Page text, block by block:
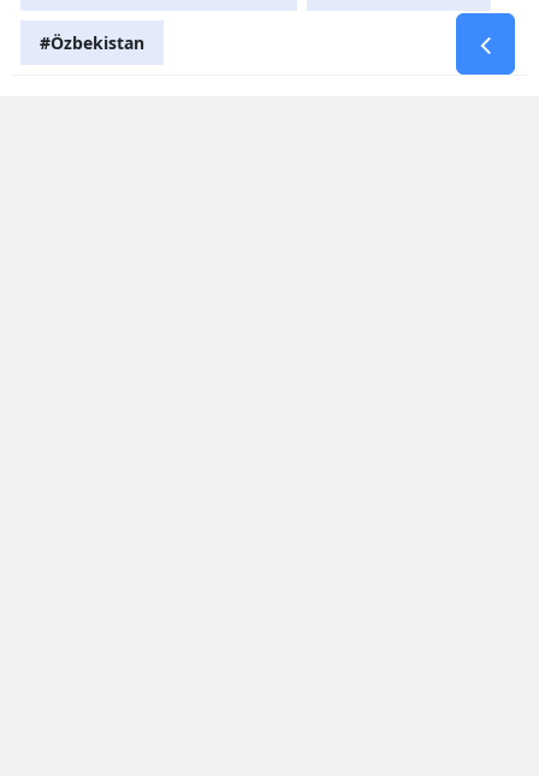
#Özbekistan